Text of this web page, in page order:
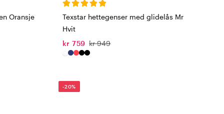
Oransje
Texstar hettegenser med glidelås Mr
Hvit
kr 759 kr 949
-20%